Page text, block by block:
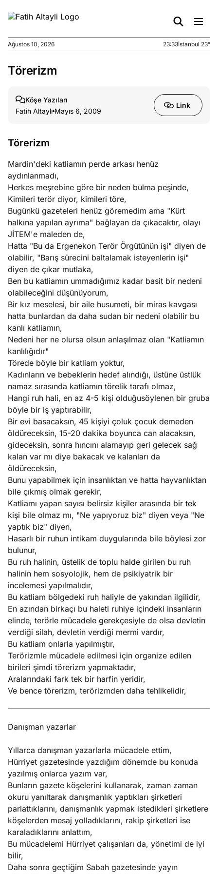
Ağustos
kirli
6, 2026
yasalar
Ağustos
5, 2026
stok
caiz
Köşe
Yazıları
Spor
Ağustos 10, 2026 23:34İstanbul 23°
Törerizm
Köşe Yazıları
Fatih Altaylı Mayıs 6, 2009
Link
Törerizm
Mardin'deki katliamın perde arkası henüz
aydınlanmadı,
Herkes meşrebine göre bir neden bulma peşinde,
Kimileri terör diyor, kimileri töre,
Bugünkü gazeteleri henüz göremedim ama "Kürt
halkına yapılan ayrıma" bağlayan da çıkacaktır, olayı
JİTEM'e maleden de,
Hatta "Bu da Ergenekon Terör Örgütünün işi" diyen de
olabilir, "Barış sürecini baltalamak isteyenlerin işi"
diyen de çıkar mutlaka,
Ben bu katliamın ummadığımız kadar basit bir nedeni
olabileceğini düşünüyorum,
Bir kız meselesi, bir aile husumeti, bir miras kavgası
hatta bunlardan da daha sudan bir nedeni olabilir bu
kanlı katliamın,
Nedeni her ne olursa olsun anlaşılmaz olan "Katliamın
kanlılığıdır"
Törede böyle bir katliam yoktur,
Kadınların ve bebeklerin hedef alındığı, üstüne üstlük
namaz sırasında katliamın törelik tarafı olmaz,
Hangi ruh hali, en az 4-5 kişi olduğusöylenen bir gruba
böyle bir iş yaptırabilir,
Bir evi basacaksın, 45 kişiyi çoluk çocuk demeden
öldüreceksin, 15-20 dakika boyunca can alacaksın,
gideceksin, sonra hıncını alamayıp geri gelecek sağ
kalan var mı diye bakacak ve kalanları da
öldüreceksin,
Bunu yapabilmek için insanlıktan ve hatta hayvanlıktan
bile çıkmış olmak gerekir,
Katliamı yapan sayısı belirsiz kişiler arasında bir tek
kişi bile olmaz mı, "Ne yapıyoruz biz" diyen veya "Ne
yaptık biz" diyen,
Hasarlı bir ruhun intikam duygularında bile böylesi zor
bulunur,
Bu ruh halinin, üstelik de toplu halde girilen bu ruh
halinin hem sosyolojik, hem de psikiyatrik bir
incelemesi yapılmalıdır,
Bu katliam bölgedeki ruh haliyle de yakından ilgilidir,
En azından birkaçı bu haleti ruhiye içindeki insanların
elinde, terörle mücadele gerekçesiyle de olsa devletin
verdiği silah, devletin verdiği mermi vardır,
Bu katliam onlarla yapılmıştır,
Terörizmle mücadele edilmesi için organize edilen
birileri şimdi törerizm yapmaktadır,
Aralarındaki fark tek bir harfin yeridir,
Ve bence törerizm, terörizmden daha tehlikelidir,
Danışman yazarlar
Yıllarca danışman yazarlarla mücadele ettim,
Hürriyet gazetesinde yazdığım dönemde bu konuda
yazılmış onlarca yazım var,
Bunların gazete köşelerini kullanarak, zaman zaman
okuru yanıltarak danışmanlık yaptıkları şirketleri
parlattıklarını, danışmanlık yapmak istedikleri şirketlere
köşelerden mesaj yolladıklarını, rakip şirketleri ise
karaladıklarını anlattım,
Bu mücadelemi Hürriyet çalışanları da, yönetimi de iyi
bilir,
Daha sonra geçtiğim Sabah gazetesinde yayın